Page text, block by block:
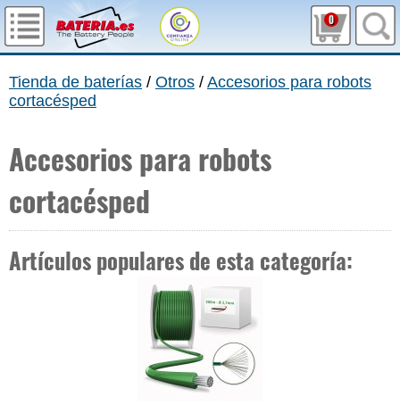
0
Tienda de baterías / Otros / Accesorios para robots
cortacésped
Accesorios para robots
cortacésped
Artículos populares de esta categoría: